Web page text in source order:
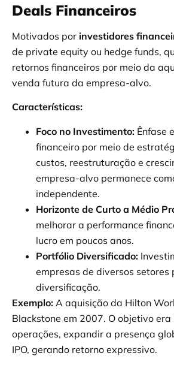
Deals Financeiros
Motivados por investidores
de private equity ou hedge funds,
retornos financeiros por meio da
venda futura da empresa-alvo.
Características:
Foco no Investimento: Ênfase
financeiro por meio de
custos, reestruturação e
empresa-alvo permanece
independente.
Horizonte de Curto a Médio
melhorar a performance
lucro em poucos anos.
Portfólio Diversificado:
empresas de diversos setores
diversificação.
Exemplo: A aquisição da Hilton
Blackstone em 2007. O objetivo era
operações, expandir a presença
IPO, gerando retorno expressivo.